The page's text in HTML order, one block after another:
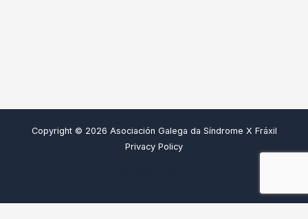
Copyright © 2026 Asociación Galega da Síndrome X Fráxil
Privacy Policy